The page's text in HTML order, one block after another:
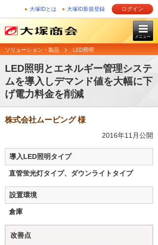
大塚IDとは 大塚ID新規登録 ログイン
メニュー
ソリューション・製品 LED照明
LED照明とエネルギー管理システ
ムを導入しデマンド値を大幅に下
げ電力料金を削減
株式会社ムービング 様
2016年11月公開
導入LED照明タイプ
直管蛍光灯タイプ、ダウンライトタイプ
設置環境
倉庫
改善点